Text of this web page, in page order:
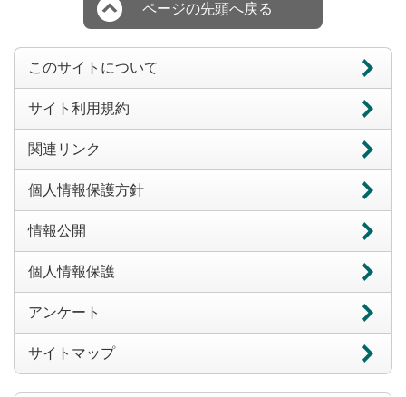
ページの先頭へ戻る
このサイトについて
サイト利用規約
関連リンク
個人情報保護方針
情報公開
個人情報保護
アンケート
サイトマップ